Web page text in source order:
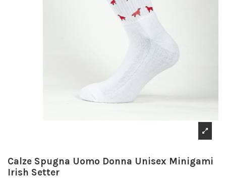
Calze Spugna Uomo Donna Unisex Minigami
Irish Setter